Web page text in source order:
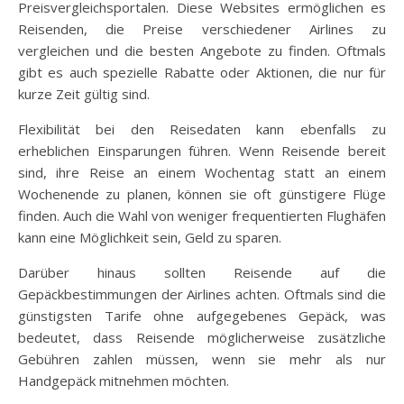
Preisvergleichsportalen. Diese Websites ermöglichen es
Reisenden, die Preise verschiedener Airlines zu
vergleichen und die besten Angebote zu finden. Oftmals
gibt es auch spezielle Rabatte oder Aktionen, die nur für
kurze Zeit gültig sind.
Flexibilität bei den Reisedaten kann ebenfalls zu
erheblichen Einsparungen führen. Wenn Reisende bereit
sind, ihre Reise an einem Wochentag statt an einem
Wochenende zu planen, können sie oft günstigere Flüge
finden. Auch die Wahl von weniger frequentierten Flughäfen
kann eine Möglichkeit sein, Geld zu sparen.
Darüber hinaus sollten Reisende auf die
Gepäckbestimmungen der Airlines achten. Oftmals sind die
günstigsten Tarife ohne aufgegebenes Gepäck, was
bedeutet, dass Reisende möglicherweise zusätzliche
Gebühren zahlen müssen, wenn sie mehr als nur
Handgepäck mitnehmen möchten.